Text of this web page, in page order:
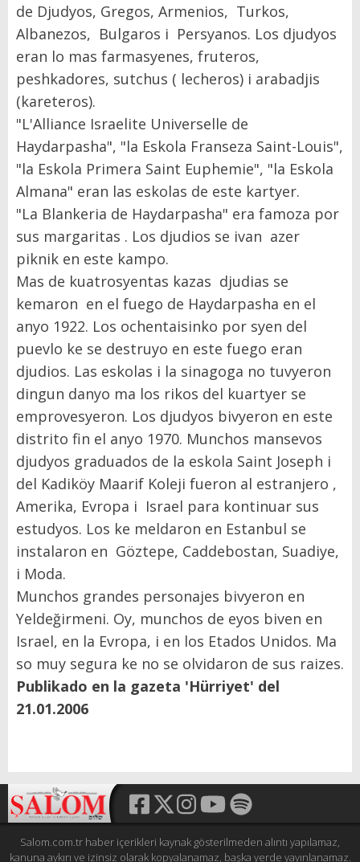
de Djudyos, Gregos, Armenios, Turkos,
Albanezos, Bulgaros i Persyanos. Los djudyos
eran lo mas farmasyenes, fruteros,
peshkadores, sutchus ( lecheros) i arabadjis
(kareteros).
"L'Alliance Israelite Universelle de
Haydarpasha", "la Eskola Franseza Saint-Louis",
"la Eskola Primera Saint Euphemie", "la Eskola
Almana" eran las eskolas de este kartyer.
"La Blankeria de Haydarpasha" era famoza por
sus margaritas . Los djudios se ivan azer
piknik en este kampo.
Mas de kuatrosyentas kazas djudias se
kemaron en el fuego de Haydarpasha en el
anyo 1922. Los ochentaisinko por syen del
puevlo ke se destruyo en este fuego eran
djudios. Las eskolas i la sinagoga no tuvyeron
dingun danyo ma los rikos del kuartyer se
emprovesyeron. Los djudyos bivyeron en este
distrito fin el anyo 1970. Munchos mansevos
djudyos graduados de la eskola Saint Joseph i
del Kadiköy Maarif Koleji fueron al estranjero ,
Amerika, Evropa i Israel para kontinuar sus
estudyos. Los ke meldaron en Estanbul se
instalaron en Göztepe, Caddebostan, Suadiye,
i Moda.
Munchos grandes personajes bivyeron en
Yeldeğirmeni. Oy, munchos de eyos biven en
Israel, en la Evropa, i en los Etados Unidos. Ma
so muy segura ke no se olvidaron de sus raizes.
Publikado en la gazeta 'Hürriyet' del
21.01.2006
Salom.com.tr haber içerikleri kaynak gösterilmeden alıntı yapılamaz,
kanuna aykırı ve izinsiz olarak kopyalanamaz, başka yerde yayınlanamaz.